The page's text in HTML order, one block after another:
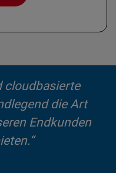
cloudbasierte
die Art
Endkunden